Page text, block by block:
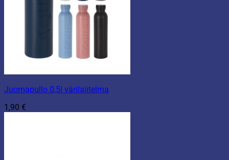
Juomapullo 0,5l värilajitelma
1,90 €